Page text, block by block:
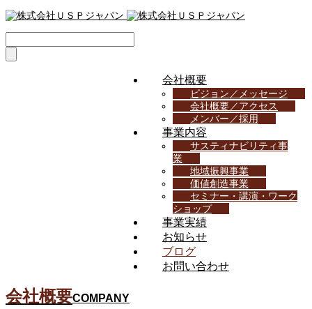
会社概要
ビジョン／メッセージ
会社概要／アクセス
メンバー／採用
事業内容
サスティナビリティ事
業
地域振興事業
価値創造事業
セミナー・講演・ワーク
ショップ
事業実績
お知らせ
ブログ
お問い合わせ
会社概要COMPANY